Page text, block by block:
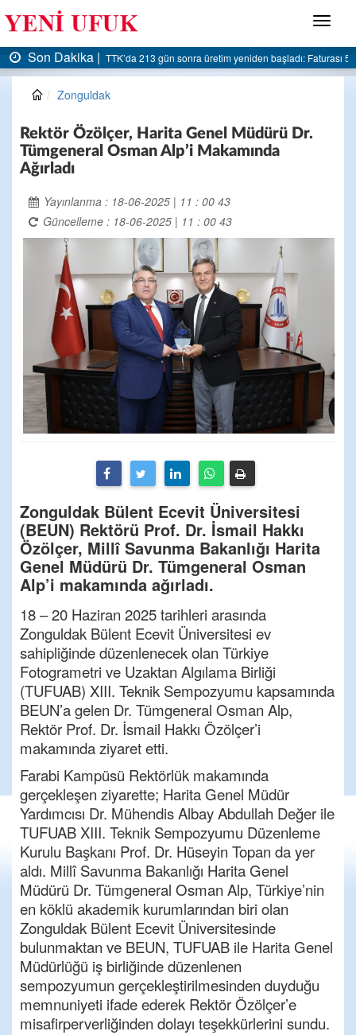
Menü
Son Dakika | AK Parti Ereğli İlçe Başkanlığı’ndan belediyeye sert
Zonguldak
Rektör Özölçer, Harita Genel Müdürü Dr.
Tümgeneral Osman Alp’i Makamında
Ağırladı
Yayınlanma : 18-06-2025 | 11 : 00 43
Güncelleme : 18-06-2025 | 11 : 00 43
Zonguldak Bülent Ecevit Üniversitesi
(BEUN) Rektörü Prof. Dr. İsmail Hakkı
Özölçer, Millî Savunma Bakanlığı Harita
Genel Müdürü Dr. Tümgeneral Osman
Alp’i makamında ağırladı.
18 –20 Haziran 2025tarihleri arasında
Zonguldak Bülent Ecevit Üniversitesi ev
sahipliğinde düzenlenecek olan Türkiye
Fotogrametri ve Uzaktan Algılama Birliği
(TUFUAB) XIII. Teknik Sempozyumu kapsamında
BEUN’a gelen Dr. Tümgeneral Osman Alp,
Rektör Prof. Dr. İsmail Hakkı Özölçer’i
makamında ziyaret etti.
Farabi Kampüsü Rektörlük makamında
gerçekleşen ziyarette; Harita Genel Müdür
Yardımcısı Dr. Mühendis Albay Abdullah Değer ile
TUFUAB XIII. Teknik Sempozyumu Düzenleme
Kurulu Başkanı Prof. Dr. Hüseyin Topan da yer
aldı. Millî Savunma Bakanlığı Harita Genel
Müdürü Dr. Tümgeneral Osman Alp, Türkiye’nin
en köklü akademik kurumlarından biri olan
Zonguldak Bülent Ecevit Üniversitesinde
bulunmaktan ve BEUN, TUFUAB ile Harita Genel
Müdürlüğü iş birliğinde düzenlenen
sempozyumun gerçekleştirilmesinden duyduğu
memnuniyeti ifade ederek Rektör Özölçer’e
misafirperverliğinden dolayı teşekkürlerini sundu.